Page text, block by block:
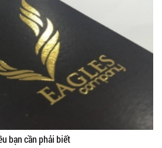
bạn cần phải biết